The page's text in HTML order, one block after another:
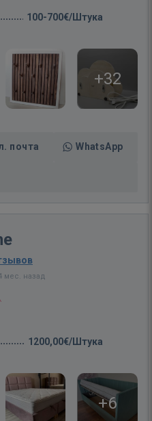
100-700€/Штука
+32
почта WhatsApp
мес. назад
1200,00€/Штука
+6